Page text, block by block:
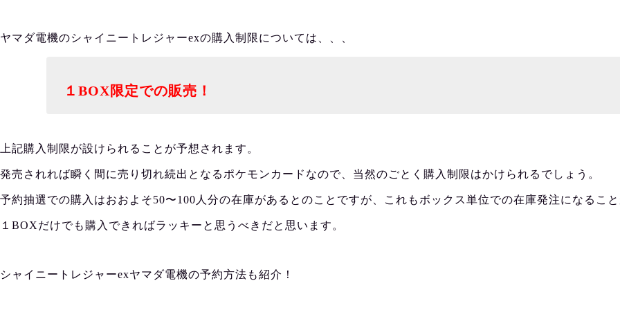
ヤマダ電機のシャイニートレジャーexの購入制限については、、、
１BOX限定での販売！
上記購入制限が設けられることが予想されます。
発売されれば瞬く間に売り切れ続出となるポケモンカードなので、当然のごとく購入制限はかけられるでしょう。
予約抽選での購入はおおよそ50〜100人分の在庫があるとのことですが、これもボックス単位での在庫発注になること
１BOXだけでも購入できればラッキーと思うべきだと思います。
シャイニートレジャーexヤマダ電機の予約方法も紹介！